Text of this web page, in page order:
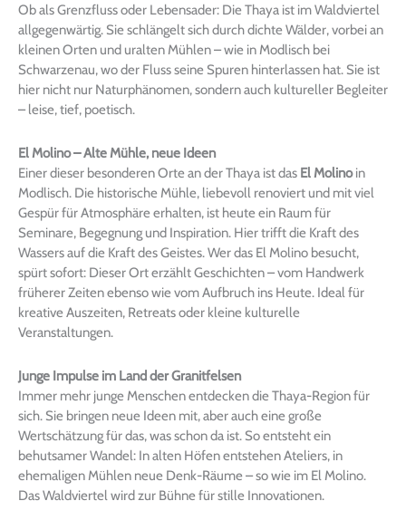
Ob als Grenzfluss oder Lebensader: Die Thaya ist im Waldviertel
allgegenwärtig. Sie schlängelt sich durch dichte Wälder, vorbei an
kleinen Orten und uralten Mühlen – wie in Modlisch bei
Schwarzenau, wo der Fluss seine Spuren hinterlassen hat. Sie ist
hier nicht nur Naturphänomen, sondern auch kultureller Begleiter
– leise, tief, poetisch.
El Molino – Alte Mühle, neue Ideen
Einer dieser besonderen Orte an der Thaya ist das El Molinoin
Modlisch. Die historische Mühle, liebevoll renoviert und mit viel
Gespür für Atmosphäre erhalten, ist heute ein Raum für
Seminare, Begegnung und Inspiration. Hier trifft die Kraft des
Wassers auf die Kraft des Geistes. Wer das El Molino besucht,
spürt sofort: Dieser Ort erzählt Geschichten – vom Handwerk
früherer Zeiten ebenso wie vom Aufbruch ins Heute. Ideal für
kreative Auszeiten, Retreats oder kleine kulturelle
Veranstaltungen.
Junge Impulse im Land der Granitfelsen
Immer mehr junge Menschen entdecken die Thaya-Region für
sich. Sie bringen neue Ideen mit, aber auch eine große
Wertschätzung für das, was schon da ist. So entsteht ein
behutsamer Wandel: In alten Höfen entstehen Ateliers, in
ehemaligen Mühlen neue Denk-Räume – so wie im El Molino.
Das Waldviertel wird zur Bühne für stille Innovationen.